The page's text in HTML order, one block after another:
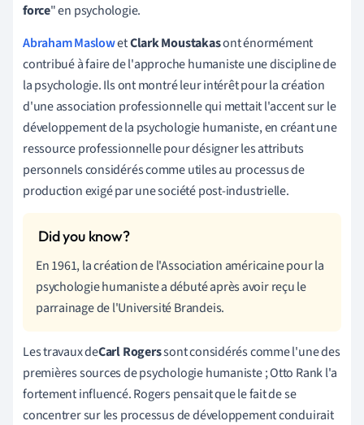
force" en psychologie.
Abraham MaslowetClark Moustakasont énormément
contribué à faire de l'approche humaniste une discipline de
la psychologie. Ils ont montré leur intérêt pour la création
d'une association professionnelle qui mettait l'accent sur le
développement de la psychologie humaniste, en créant une
ressource professionnelle pour désigner les attributs
personnels considérés comme utiles au processus de
production exigé par une société post-industrielle.
En 1961, la création de l'Association américaine pour la
psychologie humaniste a débuté après avoir reçu le
parrainage de l'Université Brandeis.
Les travaux deCarl Rogerssont considérés comme l'une des
premières sources de psychologie humaniste ; Otto Rank l'a
fortement influencé. Rogers pensait que le fait de se
concentrer sur les processus de développement conduirait